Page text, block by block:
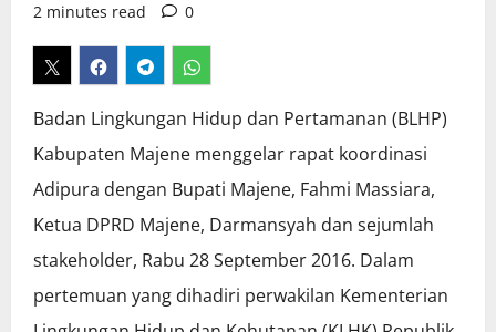
2 minutes read
0
Badan Lingkungan Hidup dan Pertamanan (BLHP)
Kabupaten Majene menggelar rapat koordinasi
Adipura dengan Bupati Majene, Fahmi Massiara,
Ketua DPRD Majene, Darmansyah dan sejumlah
stakeholder, Rabu 28 September 2016. Dalam
pertemuan yang dihadiri perwakilan Kementerian